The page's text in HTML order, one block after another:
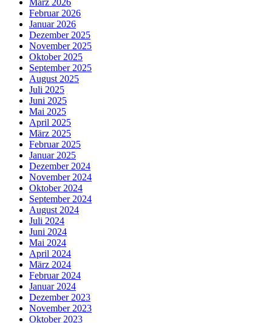
Februar 2026
Januar 2026
Dezember 2025
November 2025
Oktober 2025
September 2025
August 2025
Juli 2025
Juni 2025
Mai 2025
April 2025
März 2025
Februar 2025
Januar 2025
Dezember 2024
November 2024
Oktober 2024
September 2024
August 2024
Juli 2024
Juni 2024
Mai 2024
April 2024
März 2024
Februar 2024
Januar 2024
Dezember 2023
November 2023
Oktober 2023